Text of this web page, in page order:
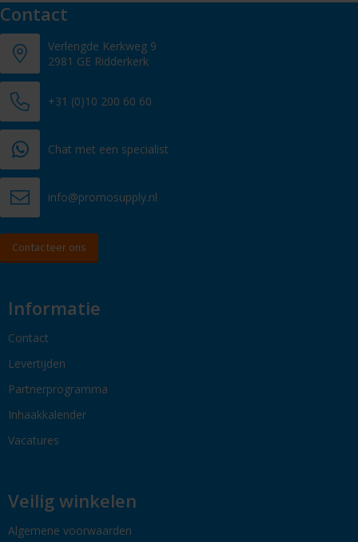
Contact
Verlengde Kerkweg 9
2981 GE Ridderkerk
+31 (0)10 200 60 60
Chat met een specialist
info@promosupply.nl
Contacteer ons
Informatie
Contact
Levertijden
Partnerprogramma
Inhaakkalender
Vacatures
Veilig winkelen
Algemene voorwaarden